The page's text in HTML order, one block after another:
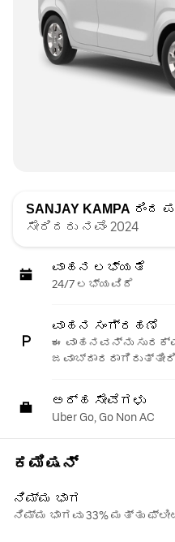
SANJAY KAMPA ರಿಂದ
ಸೇರಿದರು ನವೆಂ 2024
ವಾಹನ ಲಭ್ಯತೆ
24/7 ಲಭ್ಯವಿದೆ
ವಾಹನ ಸಂಗ್ರಹಣೆ
ಈ ವಾಹನವನ್ನು
ಜವಾಬ್ದಾರರಾಗಿರುತ್ತೀರಿ.
ಅರ್ಹ ಸೇವೆಗಳು
Uber Go, Go Non AC
ಕಮಿಷನ್
ನಿಮ್ಮ ಭಾಗ
ನಿಮ್ಮ ಭಾಗವು 33% ಮತ್ತು ಫ್ಲೀಟ್